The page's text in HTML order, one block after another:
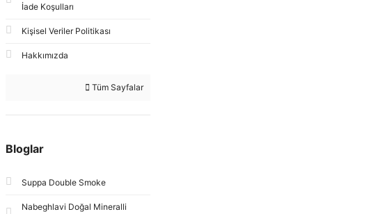
İade Koşulları
Kişisel Veriler Politikası
Hakkımızda
Tüm Sayfalar
Bloglar
Suppa Double Smoke
Nabeghlavi Doğal Mineralli